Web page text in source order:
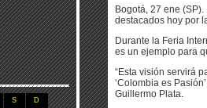
S
D
Bogotá, 27 ene
destacados hoy por
Durante la Feria
es un ejemplo para
“Esta visión servirá
‘Colombia es
Guillermo Plata.